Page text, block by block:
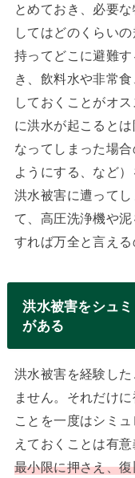
とめておき、必要
してはどのくらい
持ってどこに避難
き、飲料水や非常
しておくことがオ
に洪水が起こると
なってしまった場
ようにする、など
洪水被害に遭って
て、高圧洗浄機や
すれば万全と言える
洪水被害をシュ
がある
洪水被害を経験し
ません。それだけ
ことを一度はシミ
えておくことは有意
最小限に押さえ、